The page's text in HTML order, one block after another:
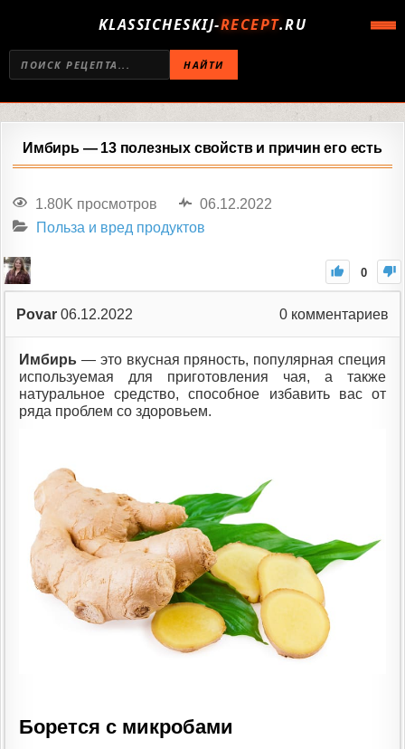
KLASSICHESKIJ-RECEPT.RU
НАЙТИ
Имбирь — 13 полезных свойств и причин его есть
1.80K просмотров
06.12.2022
Польза и вред продуктов
0
Povar 06.12.2022 0 комментариев
Имбирь — это вкусная пряность, популярная специя
используемая для приготовления чая, а также
натуральное средство, способное избавить вас от
ряда проблем со здоровьем.
Борется с микробами